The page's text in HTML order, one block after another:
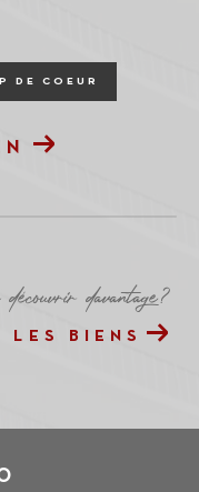
DE COEUR
davantage?
LES BIENS